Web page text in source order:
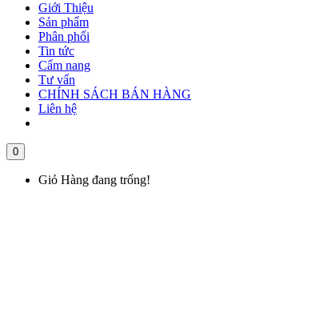
Giới Thiệu
Sản phẩm
Phân phối
Tin tức
Cẩm nang
Tư vấn
CHÍNH SÁCH BÁN HÀNG
Liên hệ
0
Giỏ Hàng đang trống!